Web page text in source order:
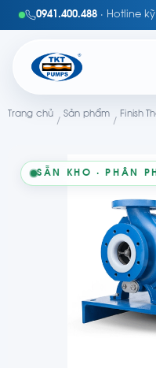
0941.400.488 · Hotline
Trang chủ
/
Sản phẩm
/
Finish
SẴN KHO · PHÂN